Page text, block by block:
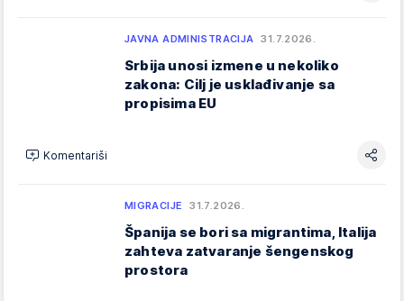
JAVNA ADMINISTRACIJA 31.7.2026.
Srbija unosi izmene u nekoliko
zakona: Cilj je usklađivanje sa
propisima EU
Komentariši
MIGRACIJE 31.7.2026.
Španija se bori sa migrantima, Italija
zahteva zatvaranje šengenskog
prostora